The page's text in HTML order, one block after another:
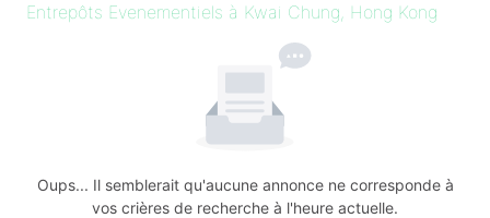
Entrepôts Evenementiels à Kwai Chung, Hong Kong
Oups... Il semblerait qu'aucune annonce ne corresponde à
vos crières de recherche à l'heure actuelle.